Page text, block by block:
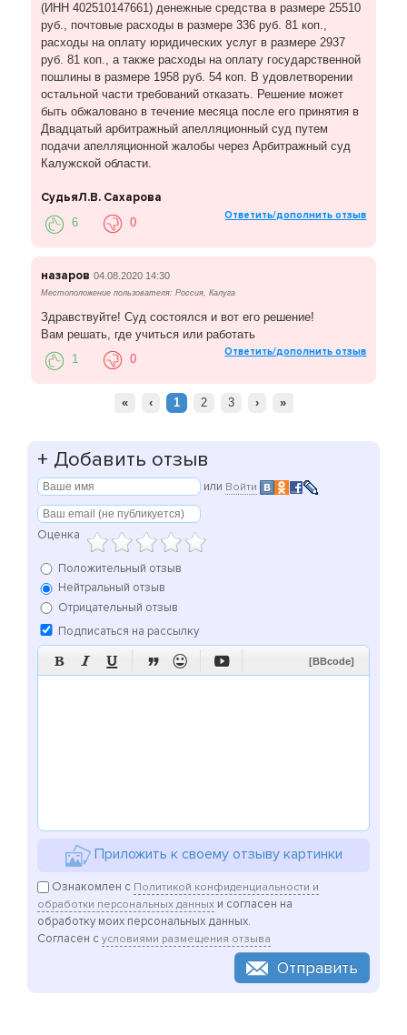
(ИНН 402510147661) денежные средства в размере 25510
руб., почтовые расходы в размере 336 руб. 81 коп.,
расходы на оплату юридических услуг в размере 2937
руб. 81 коп., а также расходы на оплату государственной
пошлины в размере 1958 руб. 54 коп. В удовлетворении
остальной части требований отказать. Решение может
быть обжаловано в течение месяца после его принятия в
Двадцатый арбитражный апелляционный суд путем
подачи апелляционной жалобы через Арбитражный суд
Калужской области.
СудьяЛ.В. Сахарова
Ответить/дополнить отзыв
6 0
назаров 04.08.2020 14:30
Местоположение пользователя: Россия, Калуга
Здравствуйте! Суд состоялся и вот его решение!
Вам решать, где учиться или работать
Ответить/дополнить отзыв
1 0
« ‹ 1 2 3 › »
+ Добавить отзыв
или Войти
Оценка
Положительный отзыв
Нейтральный отзыв
Отрицательный отзыв
Подписаться на рассылку
      [BBcode]
Приложить к своему отзыву картинки
Ознакомлен с Политикой конфиденциальности и
обработки персональных данных и согласен на
обработку моих персональных данных.
Согласен с условиями размещения отзыва
Отправить